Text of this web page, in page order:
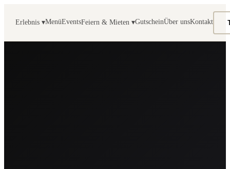
Erlebnis ▾MenüEventsFeiern & Mieten ▾GutscheinÜber unsKontakt